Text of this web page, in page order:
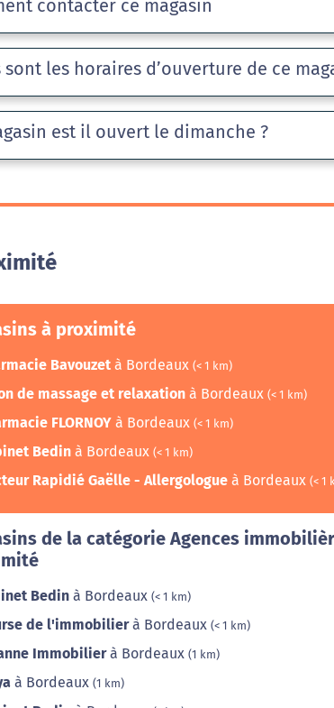
contacter ce magasin
sont les horaires d’ouverture de ce
est il ouvert le dimanche ?
à proximité
Bavouzet à Bordeaux (< 1 km)
de massage et relaxation à Bordeaux (< 1 km)
FLORNOY à Bordeaux (< 1 km)
Bedin à Bordeaux (< 1 km)
Rapidié Gaëlle - Allergologue à Bordeaux (< 1
de la catégorie Agences
Bedin à Bordeaux (< 1 km)
de l'immobilierà Bordeaux (< 1 km)
Immobilierà Bordeaux (1 km)
à Bordeaux (1 km)